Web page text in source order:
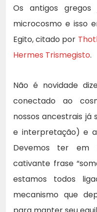
Os antigos
microcosmo e isso
Egito, citado por
Hermes Trismegisto.
Não é novidade
conectado ao
nossos ancestrais já
e interpretação) e
Devemos ter em
cativante frase
estamos todos
mecanismo que